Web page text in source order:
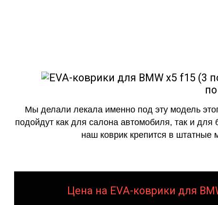
Мы делали лекала именно под эту модель
подойдут как для салона автомобиля, так и для
наш коврик крепится в штатные
Цена на EVA-коврики для